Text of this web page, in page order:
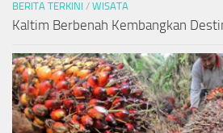
BERITA TERKINI / WISATA
Kaltim Berbenah Kembangkan